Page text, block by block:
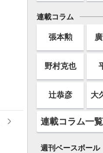
連載コラム
張本勲
野村克也
辻恭彦 大
連載コラム一覧
週刊ベースボール